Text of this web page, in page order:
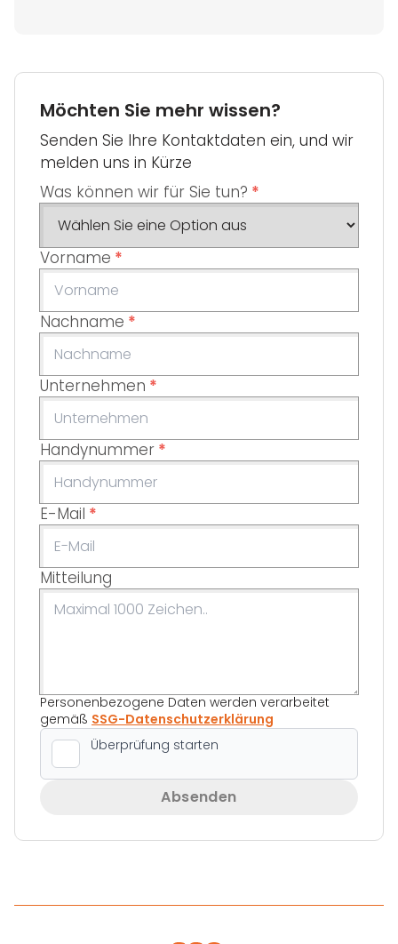
Möchten Sie mehr wissen?
Senden Sie Ihre Kontaktdaten ein, und wir
melden uns in Kürze
Was können wir für Sie tun? *
Vorname *
Nachname *
Unternehmen *
Handynummer *
E-Mail *
Mitteilung
Personenbezogene Daten werden verarbeitet
gemäß SSG-Datenschutzerklärung
Absenden